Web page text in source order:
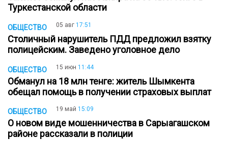
Туркестанской области
ОБЩЕСТВО 05 авг 17:51
Столичный нарушитель ПДД предложил взятку
полицейским. Заведено уголовное дело
ОБЩЕСТВО 15 июн 11:44
Обманул на 18 млн тенге: житель Шымкента
обещал помощь в получении страховых выплат
ОБЩЕСТВО 19 май 15:09
О новом виде мошенничества в Сарыагашском
районе рассказали в полиции